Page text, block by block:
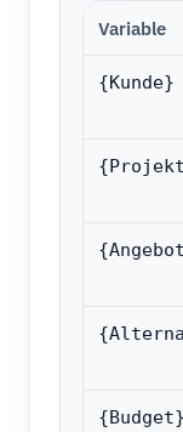
Variable
{Kunde}
{Budget}